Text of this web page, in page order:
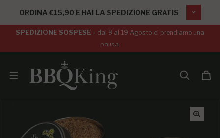
ORDINA €15,90 E HAI LA SPEDIZIONE GRATIS
SPEDIZIONE SOSPESE - dal 8 al 19 Agosto ci prendiamo una
pausa.